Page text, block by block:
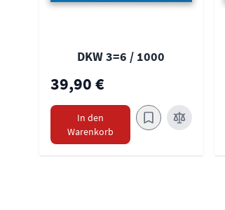
DKW 3=6 / 1000
39,90 €
In den
Warenkorb